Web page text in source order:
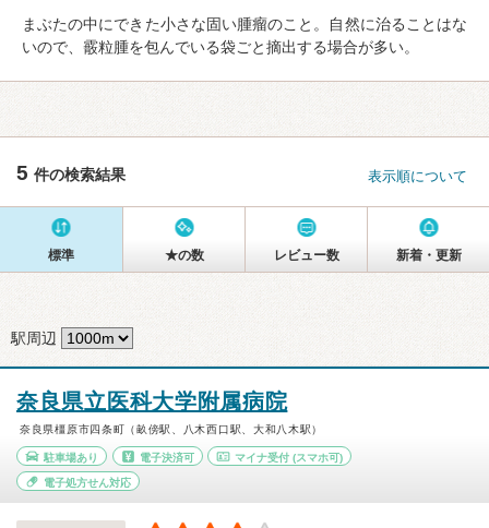
まぶたの中にできた小さな固い腫瘤のこと。自然に治ることはな
いので、霰粒腫を包んでいる袋ごと摘出する場合が多い。
5 件の検索結果 表示順について
標準 ★の数 レビュー数 新着・更新
駅周辺
奈良県立医科大学附属病院
奈良県橿原市四条町（畝傍駅、八木西口駅、大和八木駅）
駐車場あり 電子決済可 マイナ受付 (スマホ可)
電子処方せん対応